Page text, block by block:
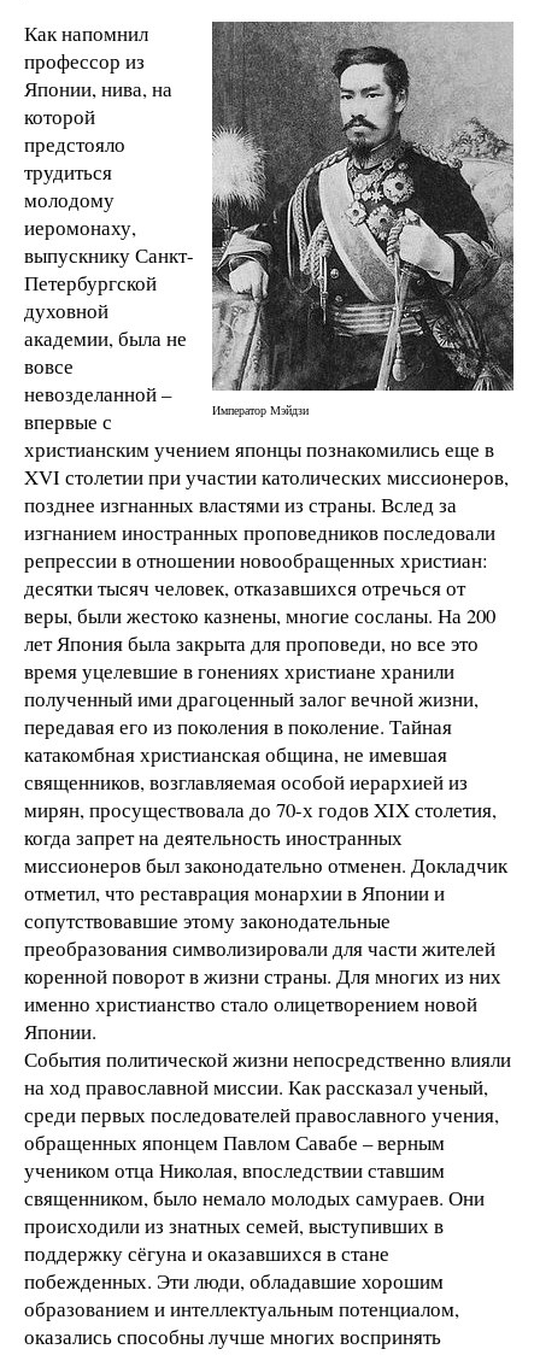
Император Мэйдзи
Как напомнил
профессор из
Японии, нива, на
которой
предстояло
трудиться
молодому
иеромонаху,
выпускнику Санкт-
Петербургской
духовной
академии, была не
вовсе
невозделанной –
впервые с
христианским учением японцы познакомились еще в
XVI столетии при участии католических миссионеров,
позднее изгнанных властями из страны. Вслед за
изгнанием иностранных проповедников последовали
репрессии в отношении новообращенных христиан:
десятки тысяч человек, отказавшихся отречься от
веры, были жестоко казнены, многие сосланы. На 200
лет Япония была закрыта для проповеди, но все это
время уцелевшие в гонениях христиане хранили
полученный ими драгоценный залог вечной жизни,
передавая его из поколения в поколение. Тайная
катакомбная христианская община, не имевшая
священников, возглавляемая особой иерархией из
мирян, просуществовала до 70-х годов XIX столетия,
когда запрет на деятельность иностранных
миссионеров был законодательно отменен. Докладчик
отметил, что реставрация монархии в Японии и
сопутствовавшие этому законодательные
преобразования символизировали для части жителей
коренной поворот в жизни страны. Для многих из них
именно христианство стало олицетворением новой
Японии.
События политической жизни непосредственно влияли
на ход православной миссии. Как рассказал ученый,
среди первых последователей православного учения,
обращенных японцем Павлом Савабе – верным
учеником отца Николая, впоследствии ставшим
священником, было немало молодых самураев. Они
происходили из знатных семей, выступивших в
поддержку сёгуна и оказавшихся в стане
побежденных. Эти люди, обладавшие хорошим
образованием и интеллектуальным потенциалом,
оказались способны лучше многих воспринять